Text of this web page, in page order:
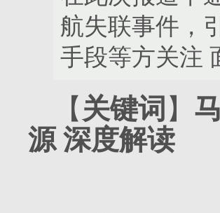
航失联事件，
手段等方关注
【 关键词 】
源 深度解读